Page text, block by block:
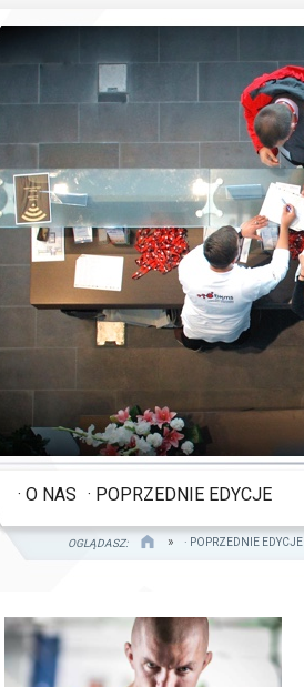
PSWE
· O NAS · POPRZEDNIE EDYCJE
OGLĄDASZ: · POPRZEDNIE EDYCJE